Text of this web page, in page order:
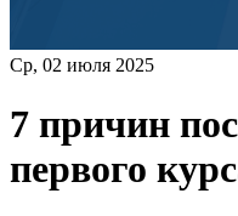
Ср, 02 июля 2025
7 причин
первого